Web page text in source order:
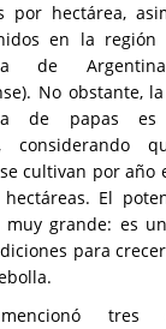
por hectárea,
en la región
de
No obstante,
de papas
considerando
cultivan por año
El
muy grande: es
para
tres